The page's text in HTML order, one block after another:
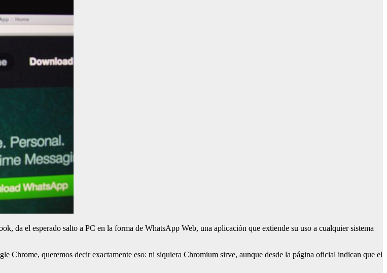
da el esperado salto a PC en la forma de WhatsApp Web, una aplicación que extiende su uso a cualquier sistema
Chrome, queremos decir exactamente eso: ni siquiera Chromium sirve, aunque desde la página oficial indican que el